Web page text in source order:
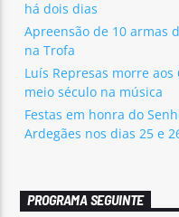
há dois dias
Apreensão de 10 armas
na Trofa
Luís Represas morre
meio século na música
Festas em honra do
Ardegães nos dias 25 e
PROGRAMA SEGUINTE